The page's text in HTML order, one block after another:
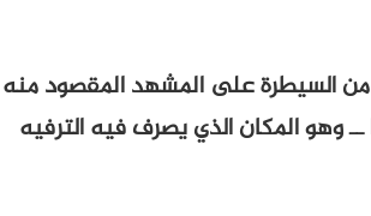
من السيطرة على المشهد المقصود منه
وهو المكان الذي يصرف فيه الترفيه